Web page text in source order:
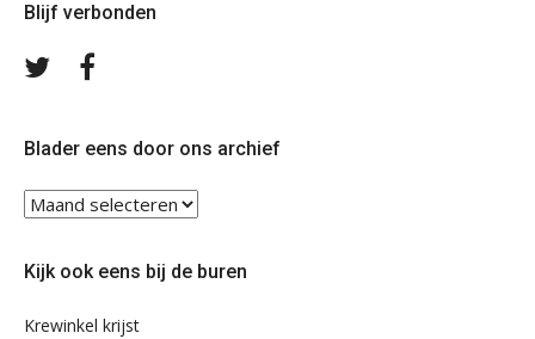
Blijf verbonden
Volg
Blader eens door ons archief
Blader
ons
Kijk ook eens bij de buren
Krewinkel krijst